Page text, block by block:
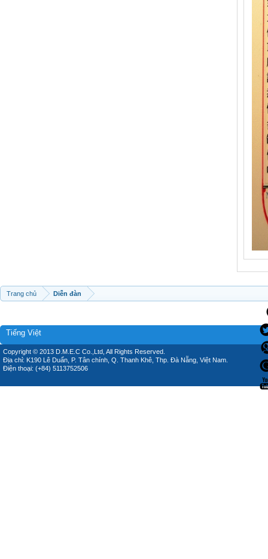
Trang chủ Diễn đàn
Tiếng Việt
Copyright © 2013 D.M.E.C Co.,Ltd, All Rights Reserved.
Địa chỉ: K190 Lê Duẩn, P. Tân chính, Q. Thanh Khê, Thp. Đà Nẵng, Việt Nam.
Điện thoại: (+84) 5113752506